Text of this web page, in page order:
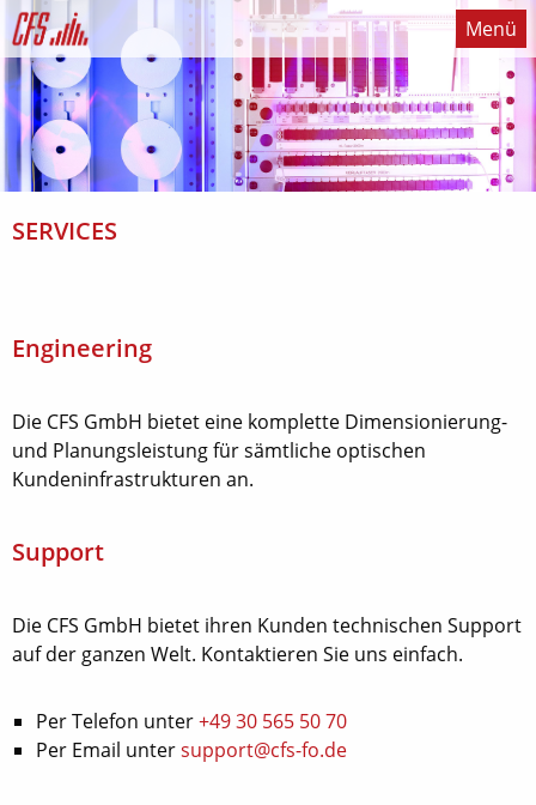
Menü
Intro
Technik
Sicherheit
Support
Datenschutz
Impressum
SERVICES
Engineering
Die CFS GmbH bietet eine komplette Dimensionierung-
und Planungsleistung für sämtliche optischen
Kundeninfrastrukturen an.
Support
Die CFS GmbH bietet ihren Kunden technischen Support
auf der ganzen Welt. Kontaktieren Sie uns einfach.
Per Telefon unter+49 30 565 50 70
Per Email untersupport@cfs-fo.de